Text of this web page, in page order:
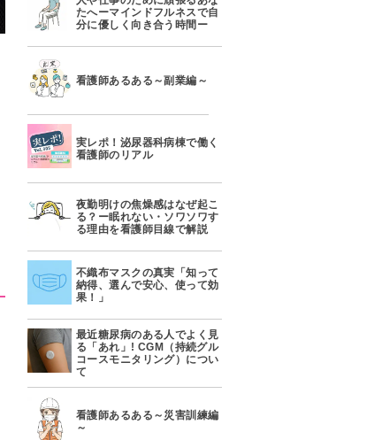
たへーマインドフルネスで自
分に優しく向き合う時間ー
看護師あるある～副業編～
実レポ！泌尿器科病棟で働く
看護師のリアル
夜勤明けの焦燥感はなぜ起こ
る？ー眠れない・ソワソワす
る理由を看護師目線で解説
不織布マスクの真実「知って
納得、選んで安心、使って効
果！」
最近糖尿病のある人でよく見
る「あれ」! CGM（持続グル
コースモニタリング）につい
て
看護師あるある～災害訓練編
～